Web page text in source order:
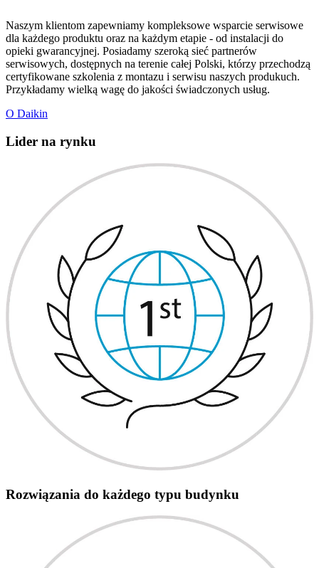
Naszym klientom zapewniamy kompleksowe wsparcie serwisowe
dla każdego produktu oraz na każdym etapie - od instalacji do
opieki gwarancyjnej. Posiadamy szeroką sieć partnerów
serwisowych, dostępnych na terenie całej Polski, którzy przechodzą
certyfikowane szkolenia z montazu i serwisu naszych produkuch.
Przykładamy wielką wagę do jakości świadczonych usług.
O Daikin
Lider na rynku
Rozwiązania do każdego typu budynku